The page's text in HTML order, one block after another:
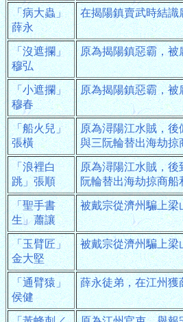
「病大蟲」
薛永
在揭陽鎮賣武時結識
「沒遮攔」
穆弘
原為揭陽鎮惡霸，被
「小遮攔」
穆春
原為揭陽鎮惡霸，被
「船火兒」
張橫
原為潯陽江水賊，後
與三阮輪替出海劫掠
「浪裡白
跳」張順
原為潯陽江水賊，後
阮輪替出海劫掠商船
「聖手書
生」蕭讓
被戴宗從濟州騙上梁
「玉臂匠」
金大堅
被戴宗從濟州騙上梁
「通臂猿」
侯健
薛永徒弟，在江州獲